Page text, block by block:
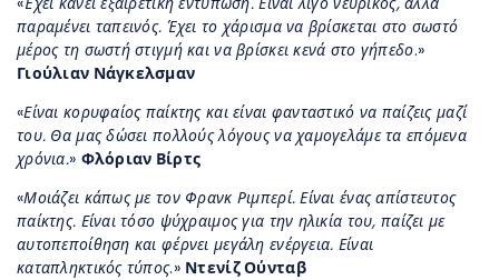
παραμένει ταπεινός. Έχει το χάρισμα να βρίσκεται στο σωστό
μέρος τη σωστή στιγμή και να βρίσκει κενά στο γήπεδο.»
Γιούλιαν Νάγκελσμαν
«Είναι κορυφαίος παίκτης και είναι φανταστικό να παίζεις μαζί
του. Θα μας δώσει πολλούς λόγους να χαμογελάμε τα επόμενα
χρόνια.» Φλόριαν Βίρτς
«Μοιάζει κάπως με τον Φρανκ Ριμπερί. Είναι ένας απίστευτος
παίκτης. Είναι τόσο ψύχραιμος για την ηλικία του, παίζει με
αυτοπεποίθηση και φέρνει μεγάλη ενέργεια. Είναι
καταπληκτικός τύπος.» Ντενίζ Ούνταβ